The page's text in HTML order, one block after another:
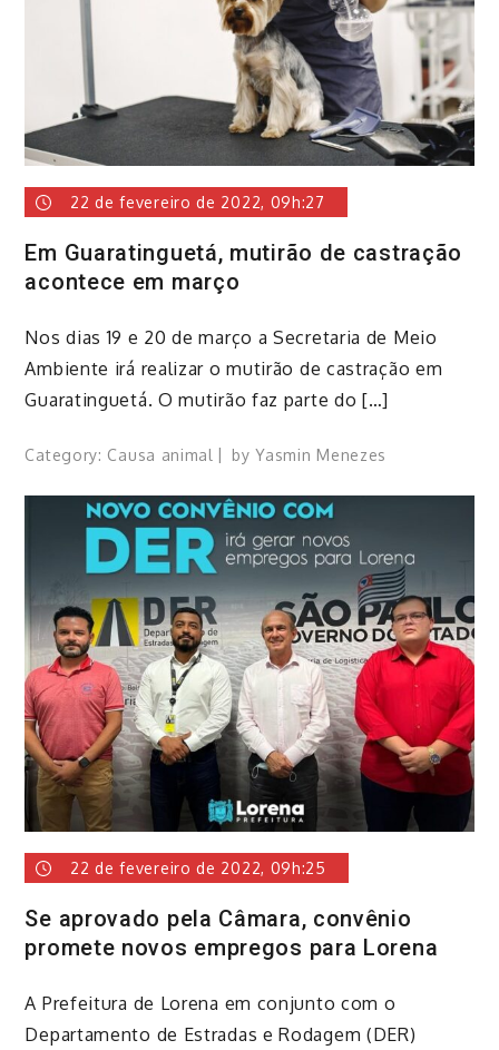
22 de fevereiro de 2022, 09h:27
Em Guaratinguetá, mutirão de castração
acontece em março
​Nos dias 19 e 20 de março a Secretaria de Meio
Ambiente irá realizar o mutirão de castração em
Guaratinguetá. O mutirão faz parte do […]
Category: Causa animal byYasmin Menezes
22 de fevereiro de 2022, 09h:25
Se aprovado pela Câmara, convênio
promete novos empregos para Lorena
​A Prefeitura de Lorena em conjunto com o
Departamento de Estradas e Rodagem (DER)